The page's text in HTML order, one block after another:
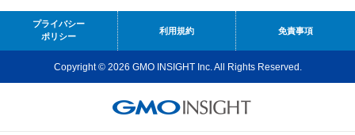
プライバシー
ポリシー
利用規約 免責事項
Copyright © 2026 GMO INSIGHT Inc. All Rights Reserved.